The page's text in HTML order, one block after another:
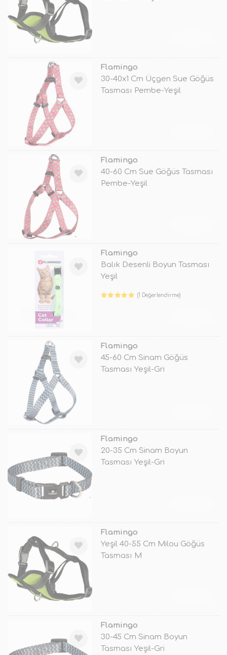
Flamingo
30-40x1 Cm Üçgen Sue Göğüs
Tasması Pembe-Yeşil
Flamingo
40-60 Cm Sue Göğüs Tasması
Pembe-Yeşil
Flamingo
Balık Desenli Boyun Tasması
Yeşil
(1 Değerlendirme)
Flamingo
45-60 Cm Sinam Göğüs
Tasması Yeşil-Gri
Flamingo
20-35 Cm Sinam Boyun
Tasması Yeşil-Gri
Flamingo
Yeşil 40-55 Cm Milou Göğüs
Tasması M
Flamingo
30-45 Cm Sinam Boyun
Tasması Yeşil-Gri